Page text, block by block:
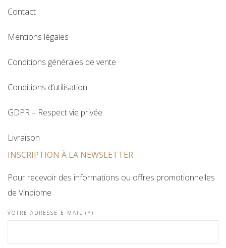
Contact
Mentions légales
Conditions générales de vente
Conditions d’utilisation
GDPR – Respect vie privée
Livraison
INSCRIPTION À LA NEWSLETTER
Pour recevoir des informations ou offres promotionnelles
de Vinbiome
VOTRE ADRESSE E-MAIL (*)